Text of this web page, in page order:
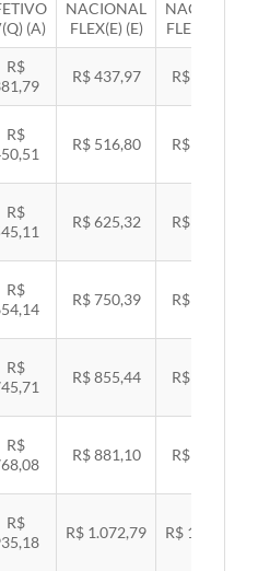
(A)
NACIONAL
FLEX(E) (E)
NACIONAL
FLEX(Q) (A)
R$
R$ 437,97 R$ 451,33
R$
R$ 516,80 R$ 532,57
R$
R$ 625,32 R$ 644,40
R$
R$ 750,39 R$ 773,29
R$
R$ 855,44 R$ 881,54
R$
R$ 881,10 R$ 907,99
R$
R$ 1.072,79 R$ 1.105,53